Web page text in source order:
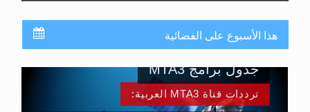
هذا الأسبوع على الفضائية
ترددات قناة MTA3 العربية:
جدول برامج MTA3